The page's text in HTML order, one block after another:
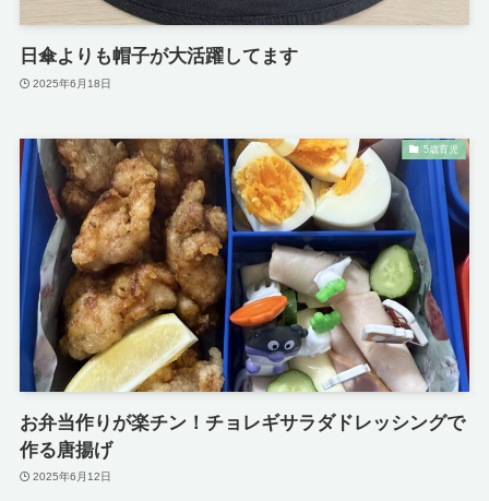
日傘よりも帽子が大活躍してます
2025年6月18日
5歳育児
お弁当作りが楽チン！チョレギサラダドレッシングで
作る唐揚げ
2025年6月12日